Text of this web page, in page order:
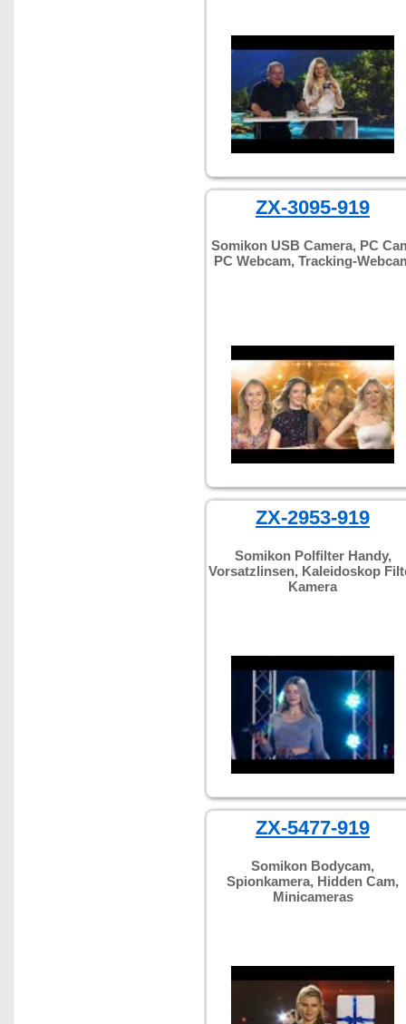
ZX-3095-919
Somikon USB Camera, PC
PC Webcam, Tracking-
ZX-2953-919
Somikon Polfilter Handy,
Vorsatzlinsen, Kaleidoskop
Kamera
ZX-5477-919
Somikon Bodycam,
Spionkamera, Hidden Cam,
Minicameras